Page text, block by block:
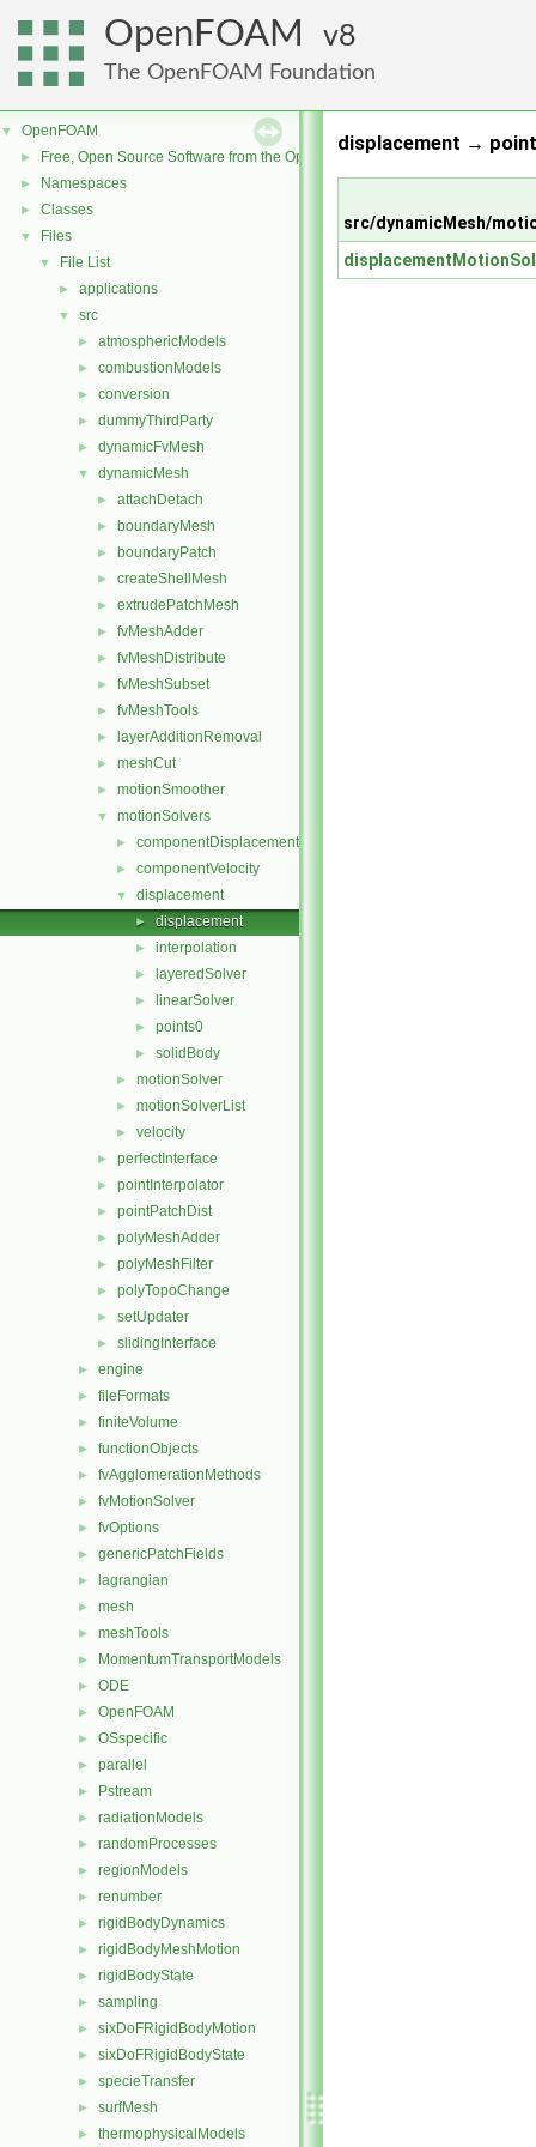
OpenFOAM 8
The OpenFOAM Foundation
▼ OpenFOAM
► Free, Open Source Software from the OpenFOAM Foundation
► Namespaces
► Classes
▼ Files
▼ File List
► applications
▼ src
► atmosphericModels
► combustionModels
► conversion
► dummyThirdParty
► dynamicFvMesh
▼ dynamicMesh
► attachDetach
► boundaryMesh
► boundaryPatch
► createShellMesh
► extrudePatchMesh
► fvMeshAdder
► fvMeshDistribute
► fvMeshSubset
► fvMeshTools
► layerAdditionRemoval
► meshCut
► motionSmoother
▼ motionSolvers
► componentDisplacement
► componentVelocity
▼ displacement
► displacement
► interpolation
► layeredSolver
► linearSolver
► points0
► solidBody
► motionSolver
► motionSolverList
► velocity
► perfectInterface
► pointInterpolator
► pointPatchDist
► polyMeshAdder
► polyMeshFilter
► polyTopoChange
► setUpdater
► slidingInterface
► engine
► fileFormats
► finiteVolume
► functionObjects
► fvAgglomerationMethods
► fvMotionSolver
► fvOptions
► genericPatchFields
► lagrangian
► mesh
► meshTools
► MomentumTransportModels
► ODE
► OpenFOAM
► OSspecific
► parallel
► Pstream
► radiationModels
► randomProcesses
► regionModels
► renumber
► rigidBodyDynamics
► rigidBodyMeshMotion
► rigidBodyState
► sampling
► sixDoFRigidBodyMotion
► sixDoFRigidBodyState
► specieTransfer
► surfMesh
► thermophysicalModels
displacement →
src/dynamicMesh/